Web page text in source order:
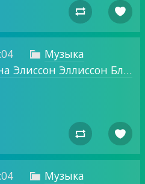
 
 Музыка
Лина Оля Луна Элиссон Эллиссон Блог о том, о чем хочу.
 
 Музыка